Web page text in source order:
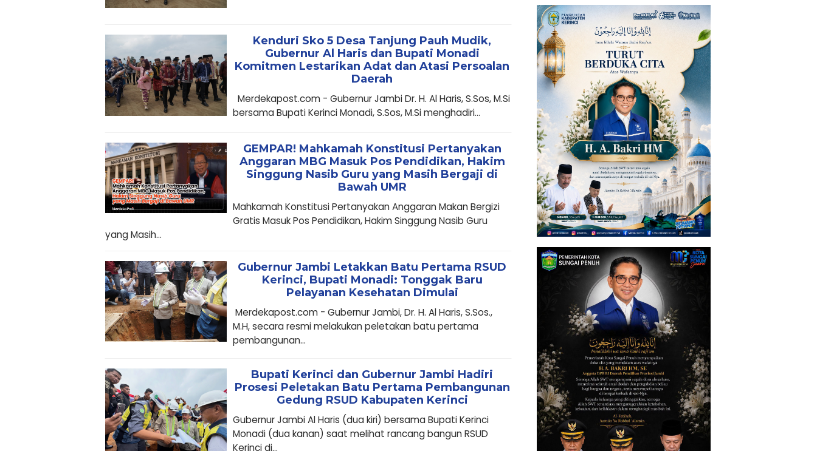
Kenduri Sko 5 Desa Tanjung Pauh Mudik,
Gubernur Al Haris dan Bupati Monadi
Komitmen Lestarikan Adat dan Atasi Persoalan
Daerah
Merdekapost.com - Gubernur Jambi Dr. H. Al Haris, S.Sos, M.Si
bersama Bupati Kerinci Monadi, S.Sos, M.Si menghadiri...
GEMPAR! Mahkamah Konstitusi Pertanyakan
Anggaran MBG Masuk Pos Pendidikan, Hakim
Singgung Nasib Guru yang Masih Bergaji di
Bawah UMR
Mahkamah Konstitusi Pertanyakan Anggaran Makan Bergizi
Gratis Masuk Pos Pendidikan, Hakim Singgung Nasib Guru
yang Masih...
Gubernur Jambi Letakkan Batu Pertama RSUD
Kerinci, Bupati Monadi: Tonggak Baru
Pelayanan Kesehatan Dimulai
Merdekapost.com - Gubernur Jambi, Dr. H. Al Haris, S.Sos.,
M.H, secara resmi melakukan peletakan batu pertama
pembangunan...
Bupati Kerinci dan Gubernur Jambi Hadiri
Prosesi Peletakan Batu Pertama Pembangunan
Gedung RSUD Kabupaten Kerinci
Gubernur Jambi Al Haris (dua kiri) bersama Bupati Kerinci
Monadi (dua kanan) saat melihat rancang bangun RSUD
Kerinci di...